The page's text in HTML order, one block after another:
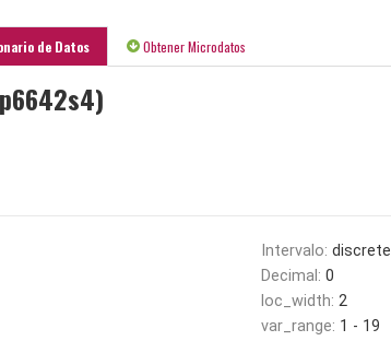
de Datos Obtener Microdatos
Intervalo: discrete
Decimal: 0
loc_width: 2
var_range: 1 - 19